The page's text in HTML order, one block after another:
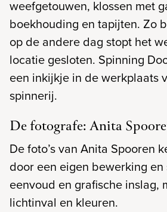
weefgetouwen, klossen met
boekhouding en tapijten. Zo
op de andere dag stopt het
locatie gesloten. Spinning
een inkijkje in de werkplaats
spinnerij.
De fotografe: Anita
De foto’s van Anita Spooren
door een eigen bewerking
eenvoud en grafische inslag,
lichtinval en kleuren.